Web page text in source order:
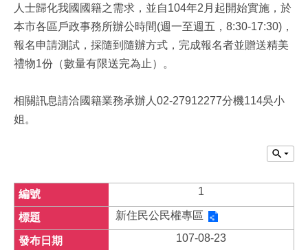
人士歸化我國國籍之需求，並自104年2月起開始實施，於
本市各區戶政事務所辦公時間(週一至週五，8:30-17:30)，
報名申請測試，採隨到隨辦方式，完成報名者並贈送精美
禮物1份（數量有限送完為止）。
相關訊息請洽國籍業務承辦人02-27912277分機114吳小
姐。
1
新住民公民權專區
107-08-23